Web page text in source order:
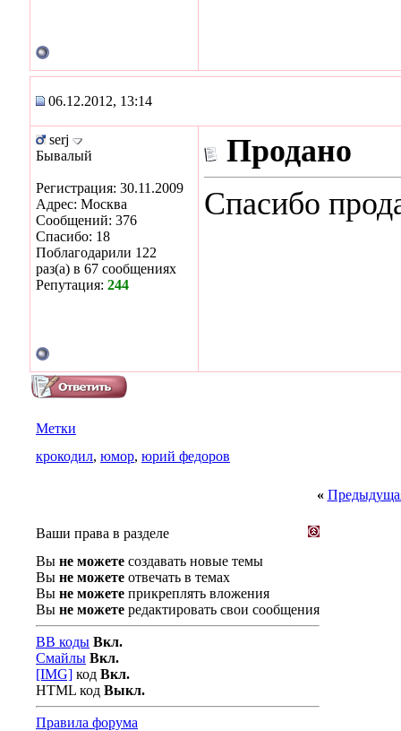
06.12.2012, 13:14
serj
Бывалый
Регистрация: 30.11.2009
Адрес: Москва
Сообщений: 376
Спасибо: 18
Поблагодарили 122
раз(а) в 67 сообщениях
Репутация: 244
Продано
Спасибо
Метки
крокодил, юмор, юрий федоров
«
Ваши права в разделе
Вы не можете создавать новые темы
Вы не можете отвечать в темах
Вы не можете прикреплять вложения
Вы не можете редактировать свои сообщения
BB коды Вкл.
Смайлы Вкл.
[IMG] код Вкл.
HTML код Выкл.
Правила форума